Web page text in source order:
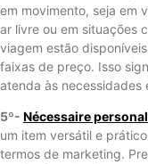
em movimento, seja em
ar livre ou em situações
viagem estão
faixas de preço. Isso
atenda às necessidades
5º- Nécessaire
um item versátil e
termos de marketing.